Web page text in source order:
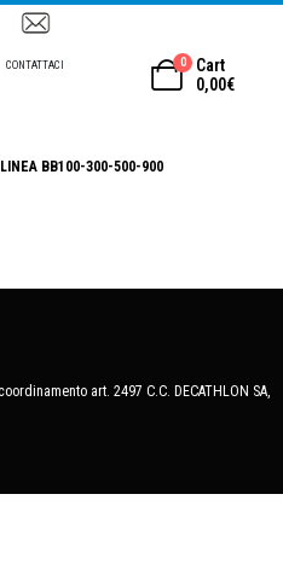
CONTATTACI 0
Cart
0,00€
LINEA BB100-300-500-900
art. 2497 C.C. DECATHLON SA,